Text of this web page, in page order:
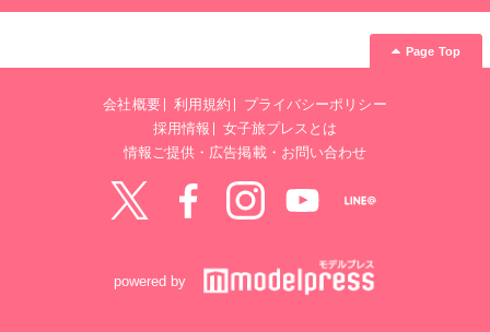
Page Top
会社概要 利用規約
プライバシーポリシー
採用情報
女子旅プレスとは
情報ご提供・広告掲載・お問い合わせ
powered by